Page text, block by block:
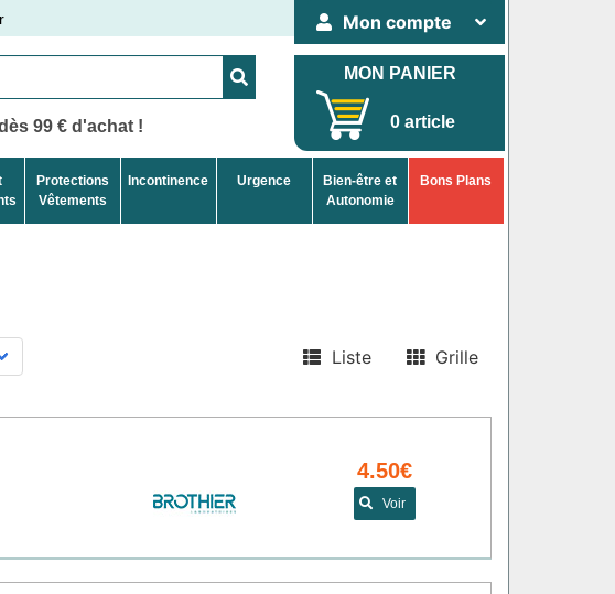
Mon compte
99 € d'achat !
MON PANIER
0 article
Protections
Vêtements
Incontinence Urgence
Bien-être et
Autonomie
Bons Plans
Liste Grille
4.50€
Voir